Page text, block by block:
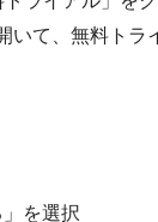
いて、無料トラ
」を選択